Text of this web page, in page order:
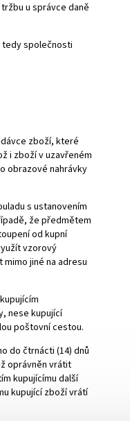
u správce daně
tedy společnosti
zboží, které
i zboží v uzavřeném
obrazové nahrávky
s ustanovením
že předmětem
od kupní
vzorový
jiné na adresu
nese kupující
poštovní cestou.
do čtrnácti (14) dnů
oprávněn vrátit
kupujícímu další
kupující zboží vrátí